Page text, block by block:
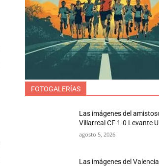
FOTOGALERÍAS
Las imágenes del
Villarreal CF 1-0 Levante
agosto 5, 2026
Las imágenes del